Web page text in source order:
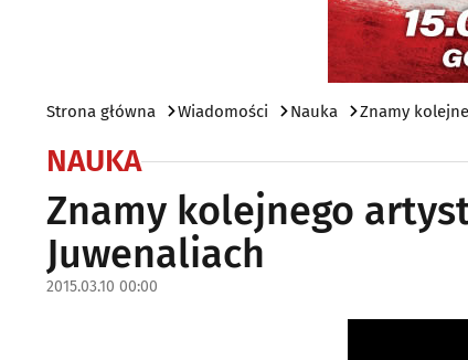
Strona główna Wiadomości Nauka Znamy
NAUKA
Znamy kolejnego
Juwenaliach
2015.03.10 00:00